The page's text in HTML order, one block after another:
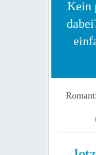
Kein